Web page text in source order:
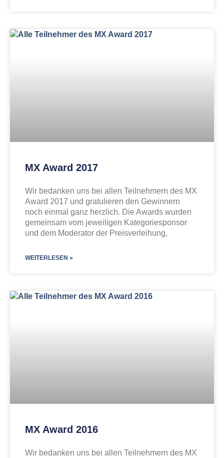
MX Award 2017
Wir bedanken uns bei allen Teilnehmern des MX
Award 2017 und gratulieren den Gewinnern
noch einmal ganz herzlich. Die Awards wurden
gemeinsam vom jeweiligen Kategoriesponsor
und dem Moderator der Preisverleihung,
WEITERLESEN »
MX Award 2016
Wir bedanken uns bei allen Teilnehmern des MX